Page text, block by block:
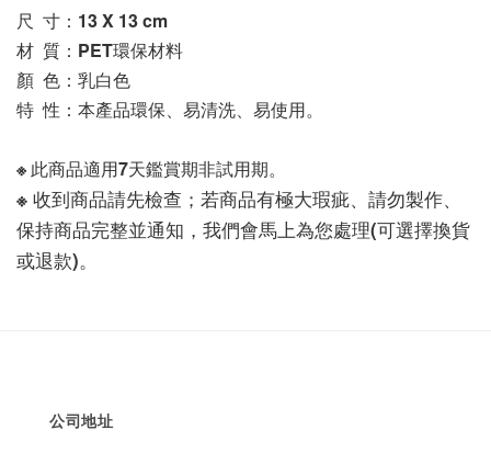
尺  寸：13 X 13 cm
材  質：PET環保材料
顏  色：乳白色
特  性：本產品環保、易清洗、易使用。
※ 此商品適用7天鑑賞期非試用期。
※ 收到商品請先檢查；若商品有極大瑕疵、請勿製作、
保持商品完整並通知，我們會馬上為您處理(可選擇換貨
或退款)。
公司地址